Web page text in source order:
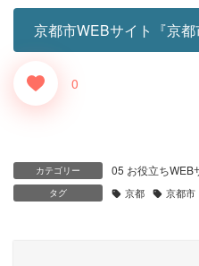
京都市WEBサイト『京都
0
カテゴリー 05 お役立ちWEB
タグ 京都 京都市